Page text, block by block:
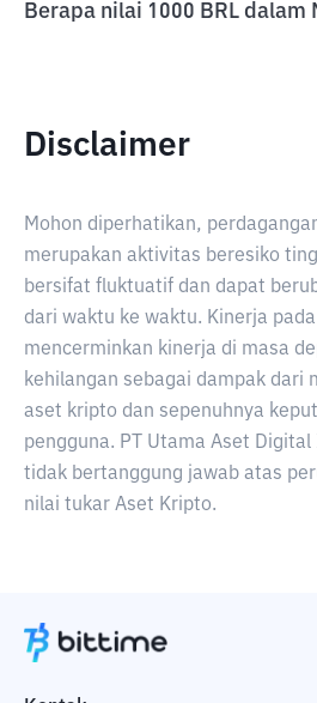
Berapa nilai 1000 BRL dalam
Disclaimer
Mohon diperhatikan,
merupakan aktivitas beresiko
bersifat fluktuatif dan dapat
dari waktu ke waktu. Kinerja
mencerminkan kinerja di masa
kehilangan sebagai dampak dari
aset kripto dan sepenuhnya
pengguna. PT Utama Aset
tidak bertanggung jawab atas
nilai tukar Aset Kripto.